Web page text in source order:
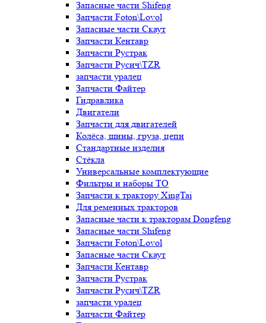
Запасные части Shifeng
Запчасти Foton\Lovol
Запасные части Скаут
Запчасти Кентавр
Запчасти Рустрак
Запчасти Русич\TZR
запчасти уралец
Запчасти Файтер
Гидравлика
Двигатели
Запчасти для двигателей
Колёса, шины, груза, цепи
Стандартные изделия
Стёкла
Универсальные комплектующие
Фильтры и наборы ТО
Запчасти к трактору XingTai
Для ременных тракторов
Запасные части к тракторам Dongfeng
Запасные части Shifeng
Запчасти Foton\Lovol
Запасные части Скаут
Запчасти Кентавр
Запчасти Рустрак
Запчасти Русич\TZR
запчасти уралец
Запчасти Файтер